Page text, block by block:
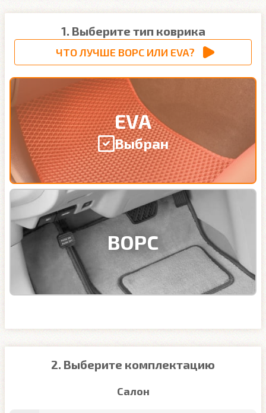
1. Выберите тип коврика
ЧТО ЛУЧШЕ ВОРС ИЛИ EVA?
EVA
Выбран
ВОРС
2. Выберите комплектацию
Салон